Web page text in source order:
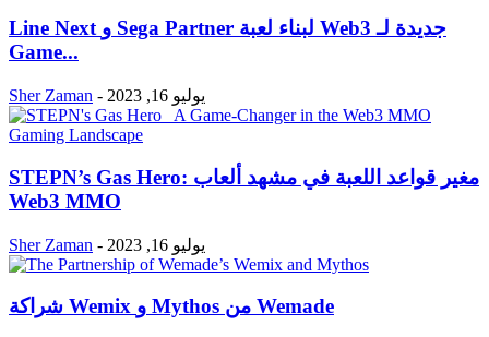
Line Next و Sega Partner لبناء لعبة Web3 جديدة لـ
Game...
Sher Zaman - يوليو 16, 2023
STEPN’s Gas Hero: مغير قواعد اللعبة في مشهد ألعاب
Web3 MMO
Sher Zaman - يوليو 16, 2023
شراكة Wemix و Mythos من Wemade